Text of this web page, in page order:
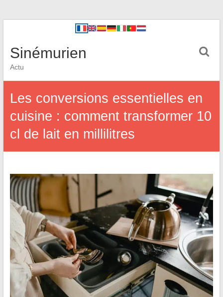
Sinémurien
Actu
Les conversions essentielles en
cuisine : comment transformer 10
cl de lait en millilitres